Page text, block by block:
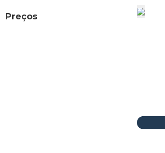
Preços